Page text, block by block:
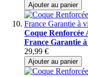
Ajouter au panier
Coque Renforcée
France Garantie
29,99 €
Ajouter au panier